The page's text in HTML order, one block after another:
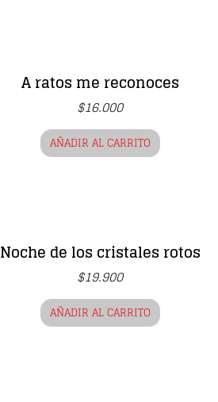
A ratos me reconoces
$16.000
AÑADIR AL CARRITO
Noche de los cristales rotos
$19.900
AÑADIR AL CARRITO